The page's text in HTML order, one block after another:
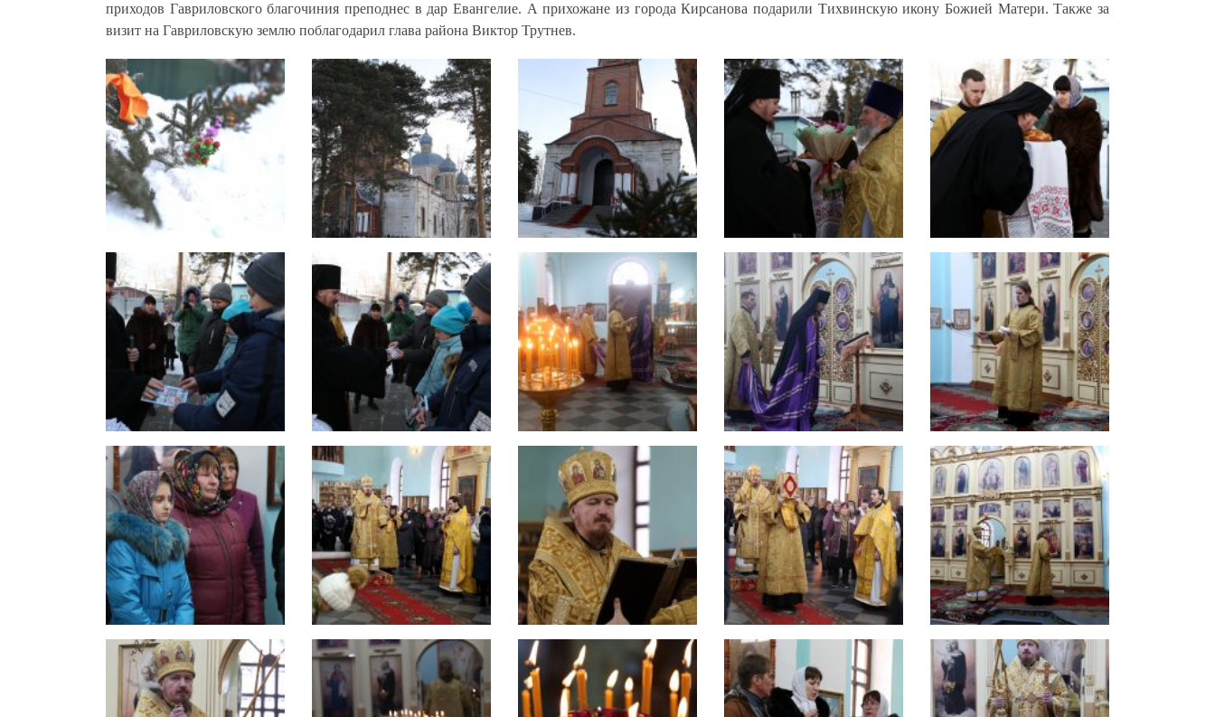
приходов Гавриловского благочиния преподнес в дар Евангелие. А прихожане из города Кирсанова подарили Тихвинскую икону Божией Матери. Также за
визит на Гавриловскую землю поблагодарил глава района Виктор Трутнев.